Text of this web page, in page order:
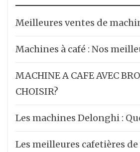
Meilleures ventes de
Machines à café : Nos
MACHINE A CAFE AVEC
CHOISIR?
Les machines Delonghi :
Les meilleures cafetières de